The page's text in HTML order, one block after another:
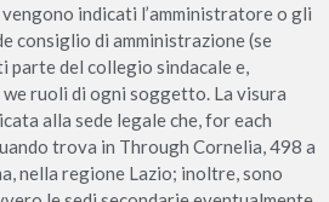
indicati l’amministratore o gli
consiglio di amministrazione (se
parte del collegio sindacale e,
ruoli di ogni soggetto. La visura
alla sede legale che, for each
trova in Through Cornelia, 498 a
nella regione Lazio; inoltre, sono